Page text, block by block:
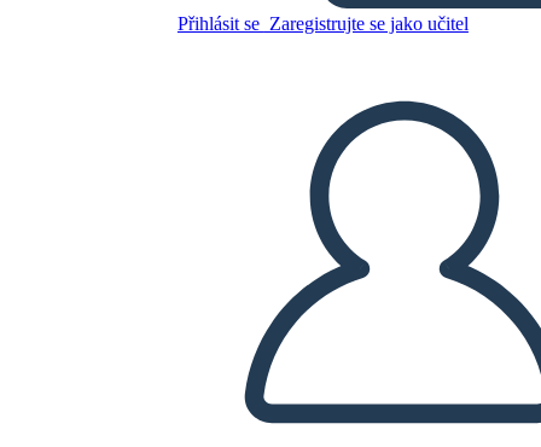
Přihlásit se Zaregistrujte se jako učitel
VYTVOŘIT STORYBOARD
PŘEHRÁT PREZENTACI
PŘEČTI MI